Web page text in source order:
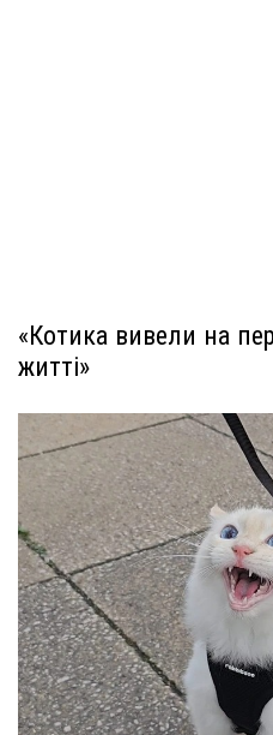
«Котика вивели на
житті»